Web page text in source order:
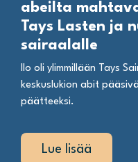
abeilta
Tays Lasten ja
sairaalalle
Ilo oli ylimmillään Tays
keskuslukion abit
päätteeksi.
Lue lisää